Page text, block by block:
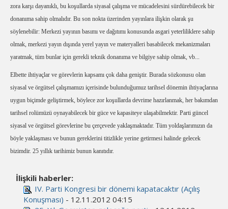
zora karşı dayanıklı, bu koşullarda siyasal çalışma ve mücadelesini sürdürebilecek bir
donanıma sahip olmalıdır. Bu son nokta üzerinden yayınlara ilişkin olarak şu
söylenebilir: Merkezi yayının basımı ve dağıtımı konusunda asgari yeterliliklere sahip
olmak, merkezi yayın dışında yerel yayın ve materyalleri basabilecek mekanizmaları
yaratmak, tüm bunlar için gerekli teknik donanıma ve bilgiye sahip olmak, vb...
Elbette ihtiyaçlar ve görevlerin kapsamı çok daha geniştir. Burada sözkonusu olan
siyasal ve örgütsel çalışmamızı içerisinde bulunduğumuz tarihsel dönemin ihtiyaçlarına
uygun biçimde geliştirmek, böylece zor koşullarda devrime hazırlanmak, her bakımdan
tarihsel rolümüzü oynayabilecek bir güce ve kapasiteye ulaşabilmektir. Parti güncel
siyasal ve örgütsel görevlerine bu çerçevede yaklaşmaktadır. Tüm yoldaşlarımızın da
böyle yaklaşması ve bunun gereklerini titizlikle yerine getirmesi halinde gelecek
bizimdir. 25 yıllık tarihimiz bunun kanıtıdır.
İlişkili haberler:
IV. Parti Kongresi bir dönemi kapatacaktır (Açılış
Konuşması) - 12.11.2012 04:15